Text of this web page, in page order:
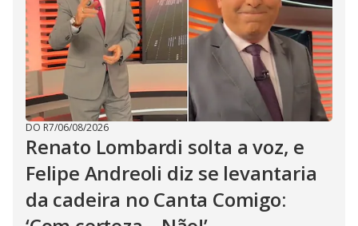
DO R7/06/08/2026
Renato Lombardi solta a voz, e
Felipe Andreoli diz se levantaria
da cadeira no Canta Comigo: